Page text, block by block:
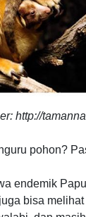
http://
pohon?
endemik
bisa